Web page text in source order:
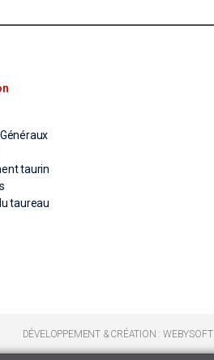
taurin
taureau
DÉVELOPPEMENT & CRÉATION : WEBYSOFT